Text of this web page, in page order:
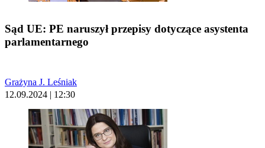
Sąd UE: PE naruszył przepisy dotyczące asystenta
parlamentarnego
Grażyna J. Leśniak
12.09.2024 | 12:30